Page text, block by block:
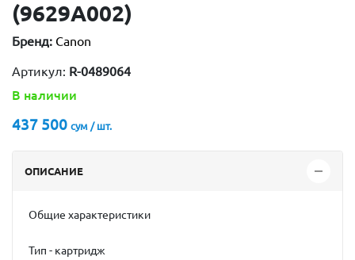
(9629A002)
Бренд: Canon
Артикул: R-0489064
В наличии
437 500 сум / шт.
ОПИСАНИЕ
Общие характеристики
Тип - картридж